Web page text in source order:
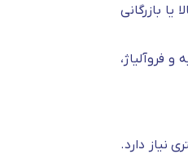
بازرگانی
فروآلیاژ،
نیاز دارد.